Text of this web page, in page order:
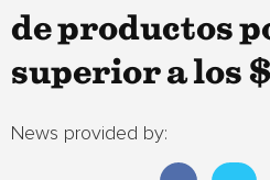
de productos
superior a los
News provided by: